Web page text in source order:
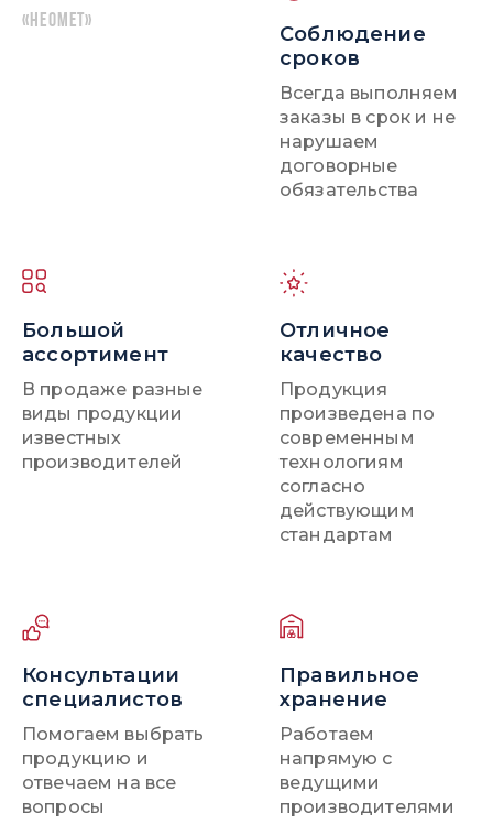
«НЕОМЕТ»
Соблюдение
сроков
Всегда выполняем
заказы в срок и не
нарушаем
договорные
обязательства
Большой
ассортимент
В продаже разные
виды продукции
известных
производителей
Отличное
качество
Продукция
произведена по
современным
технологиям
согласно
действующим
стандартам
Консультации
специалистов
Помогаем выбрать
продукцию и
отвечаем на все
вопросы
Правильное
хранение
Работаем
напрямую с
ведущими
производителями